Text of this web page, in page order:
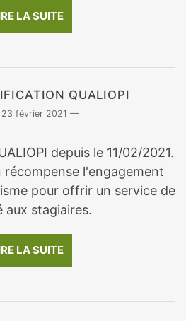
LA SUITE
QUALIOPI
23 février 2021
depuis le 11/02/2021.
l'engagement
pour offrir un service de
aux stagiaires.
LA SUITE